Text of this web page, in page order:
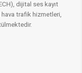
dijital ses kayıt
hava trafik hizmetleri,